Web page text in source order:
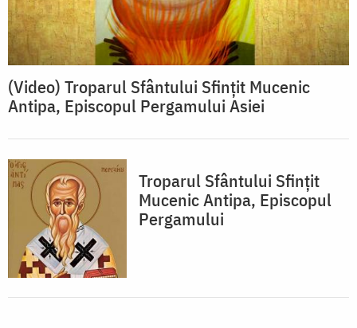
(Video) Troparul Sfântului Sfințit Mucenic
Antipa, Episcopul Pergamului Asiei
Troparul Sfântului Sfinţit
Mucenic Antipa, Episcopul
Pergamului